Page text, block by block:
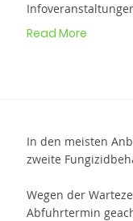
Read More
In den meisten
zweite
Wegen der
Abfuhrtermin